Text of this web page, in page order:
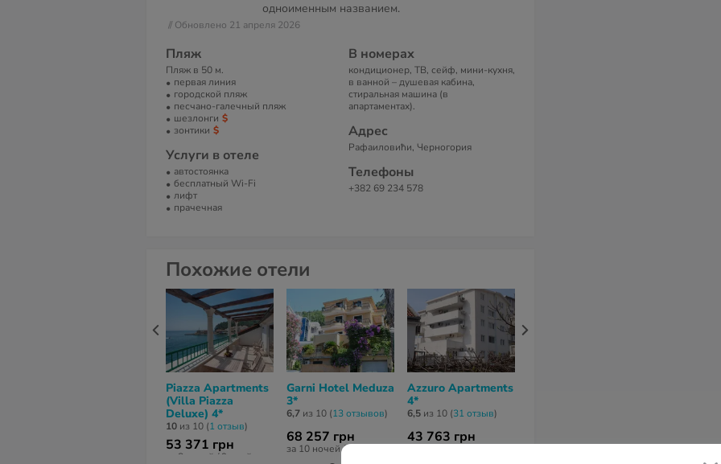
одноименным названием.
// Обновлено 21 апреля 2026
Пляж
Пляж в 50 м.
первая линия
городской пляж
песчано-галечный пляж
шезлонги
зонтики
Услуги в отеле
автостоянка
бесплатный Wi-Fi
лифт
прачечная
В номерах
кондиционер, ТВ, сейф, мини-кухня,
в ванной – душевая кабина,
стиральная машина (в
апартаментах).
Адрес
Рафаиловићи, Черногория
Телефоны
+382 69 234 578
Похожие отели
Piazza Apartments
(Villa Piazza
Deluxe) 4*
10 из 10 (1 отзыв)
53 371 грн
за 8 ночей / 9 дней
Garni Hotel Meduza
3*
6,7 из 10 (13 отзывов)
68 257 грн
за 10 ночей / 11 дней
Azzuro Apartments
4*
6,5 из 10 (31 отзыв)
43 763 грн
за 7 ночей / 8